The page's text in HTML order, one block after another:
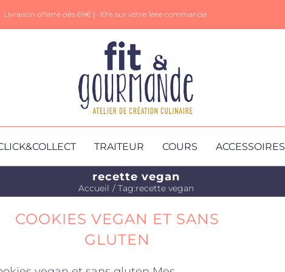
Livraison offerte dès 69€ | -10% sur votre 1ère commande
TRAITEUR COURS ACCESSOIRES
recette vegan
Accueil Tag:recette vegan
COOKIES VEGAN ET SANS
GLUTEN